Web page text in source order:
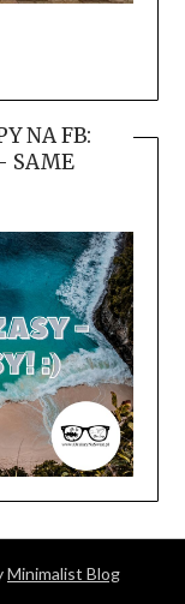
NA FB:
SAME
Minimalist Blog